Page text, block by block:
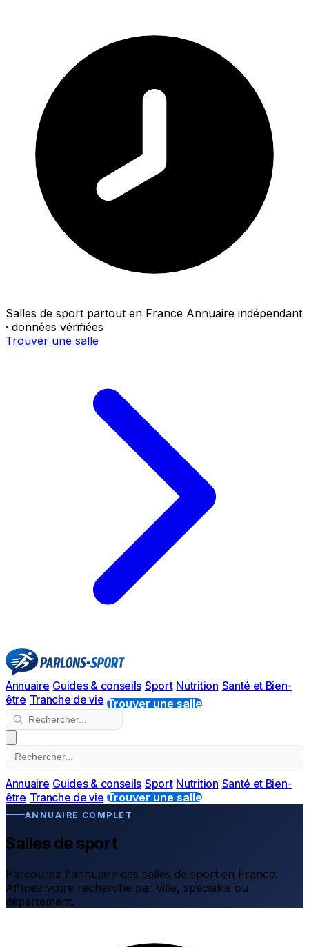
Salles de sport partout en France Annuaire indépendant
· données vérifiées
Trouver une salle
Annuaire Guides & conseils Sport Nutrition Santé et Bien-
être Tranche de vie Trouver une salle
Annuaire Guides & conseils Sport Nutrition Santé et Bien-
être Tranche de vie Trouver une salle
ANNUAIRE COMPLET
Salles de sport
Parcourez l'annuaire des salles de sport en France.
Affinez votre recherche par ville, spécialité ou
département.